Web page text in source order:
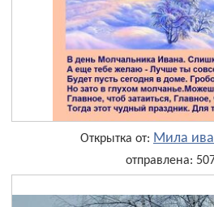
Открытка от: Мила
отправлена: